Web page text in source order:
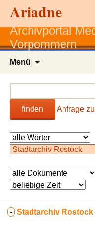
Ariadne
Archivportal
Vorpommern
Menü
finden Anfrage
- Stadtarchiv Rostock